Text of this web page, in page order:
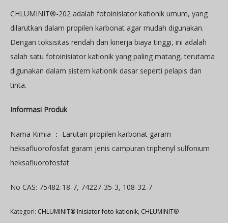
CHLUMINIT®-202 adalah fotoinisiator kationik umum, yang
dilarutkan dalam propilen karbonat agar mudah digunakan.
Dengan toksisitas rendah dan kinerja biaya tinggi, ini adalah
salah satu fotoinisiator kationik yang paling matang, terutama
digunakan dalam sistem kationik dasar seperti pelapis dan
tinta.
Informasi Produk
Nama Kimia ： Larutan propilen karbonat garam
heksafluorofosfat garam jenis campuran triphenyl sulfonium
heksafluorofosfat
No CAS: 75482-18-7, 74227-35-3, 108-32-7
Kategori: CHLUMINIT® Inisiator foto kationik, CHLUMINIT®